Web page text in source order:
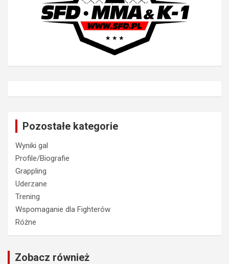
Pozostałe kategorie
Wyniki gal
Profile/Biografie
Grappling
Uderzane
Trening
Wspomaganie dla Fighterów
Różne
Zobacz również